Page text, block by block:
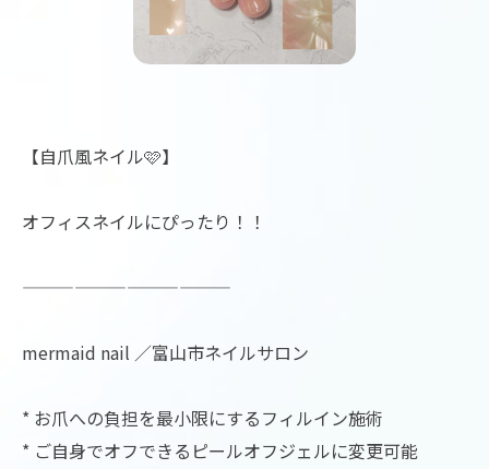
【自爪風ネイル🩷】
オフィスネイルにぴったり！！
————————————
mermaid nail ／富山市ネイルサロン
* お爪への負担を最小限にするフィルイン施術
* ご自身でオフできるピールオフジェルに変更可能